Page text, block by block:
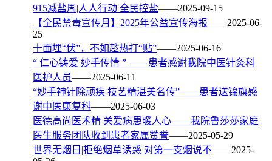
915减盐周|人人行动 全民控盐——2025-09-15
【全民禁毒宣传月】2025年公益宣传海报——2025-06-
25
十面埋“伏”，不如趁热打“贴”——2025-06-16
“ 仁心铸爱 妙手传情 ” ——患者感谢我院中医针灸科
医护人员——2025-06-11
“妙手神针除顽疾 技艺精湛美名传”——患者送锦旗感
谢中医康复科——2025-06-03
医德高尚医术精 关爱病患暖人心——我院鲁莎莎家庭
医生服务团队收到患者家属赞誉——2025-05-29
世界无烟日|拒绝烟草诱惑 对第一支烟说不——2025-